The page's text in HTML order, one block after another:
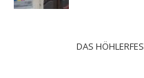
DAS